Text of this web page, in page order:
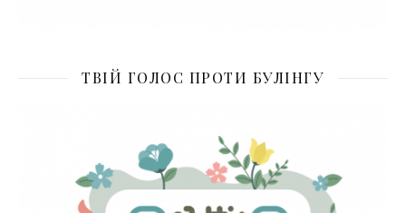
ТВІЙ ГОЛОС ПРОТИ БУЛІНГУ